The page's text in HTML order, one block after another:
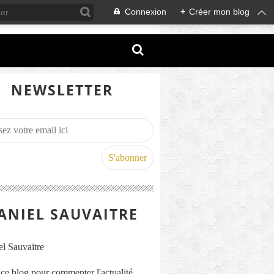
Connexion + Créer mon blog
NEWSLETTER
SAUVAITRE